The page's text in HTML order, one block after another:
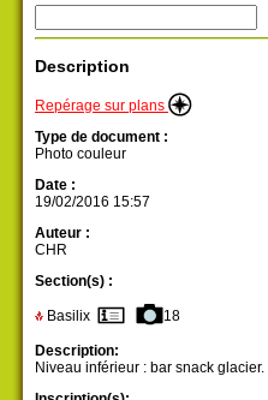
Description
Repérage sur plans
Type de document :
Photo couleur
Date :
19/02/2016 15:57
Auteur :
CHR
Section(s) :
Basilix 18
Description:
Niveau inférieur : bar snack glacier.